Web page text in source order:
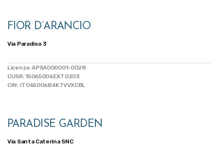
FIOR D’ARANCIO
Via Paradiso 3
Licenza: APSA000001-0028
CUSR: 15065006EXT0203
CIN: IT065006B4K7VVXCBL
PARADISE GARDEN
Via Santa Caterina SNC